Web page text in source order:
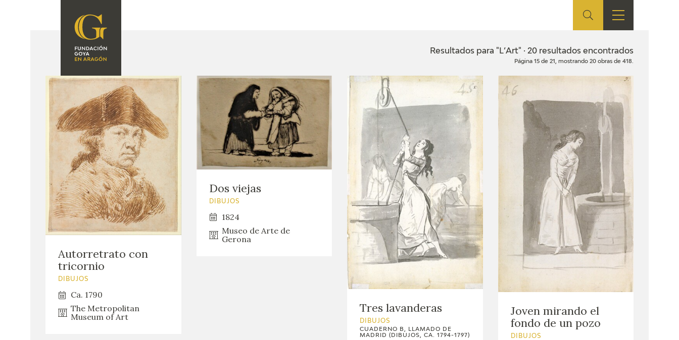
FUNDACIÓN
INVESTIGACIÓN Y
DOCUMENTACIÓN
ACCIÓN
CORPORATIVA
CONTACTO
PRENSA
BLOG CUADERNO
ITALIANO
GOYA EN EL MUNDO
GOYA EN ARAGÓN
PREMIO ARAGÓN
EDICIONES TIENDA EDUCA
EDUCATIVOS
FICHAS ARASAAC
Resultados para "L’Art" · 20 resultados encontrados
Página 15 de 21, mostrando 20 obras de 418.
Autorretrato con
tricornio
DIBUJOS
Ca. 1790
The Metropolitan
Museum of Art
Dos viejas
DIBUJOS
1824
Museo de Arte de
Gerona
Tres lavanderas
DIBUJOS
CUADERNO B, LLAMADO DE
MADRID (DIBUJOS, CA. 1794-1797)
Joven mirando el
fondo de un pozo
DIBUJOS